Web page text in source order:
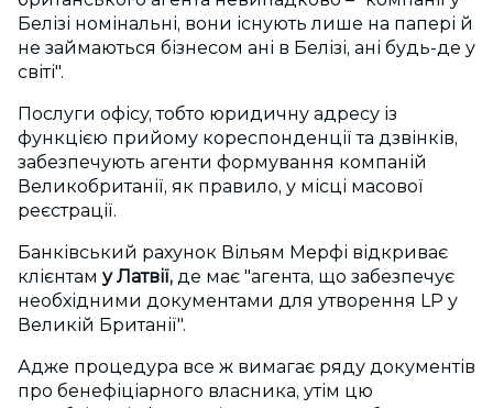
Белізі номінальні, вони існують лише на папері й
не займаються бізнесом ані в Белізі, ані будь-де у
світі".
Послуги офісу, тобто юридичну адресу із
функцією прийому кореспонденції та дзвінків,
забезпечують агенти формування компаній
Великобританії, як правило, у місці масової
реєстрації.
Банківський рахунок Вільям Мерфі відкриває
клієнтам у Латвії, де має "агента, що забезпечує
необхідними документами для утворення LP у
Великій Британії".
Адже процедура все ж вимагає ряду документів
про бенефіціарного власника, утім цю